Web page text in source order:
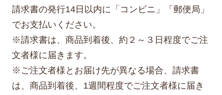
請求書の発行14日以内に「コンビニ」「郵便局」
でお支払いください。
※請求書は、商品到着後、約２～３日程度でご注
文者様に届きます。
※ご注文者様とお届け先が異なる場合、請求書
は、商品到着後、1週間程度でご注文者様に届き